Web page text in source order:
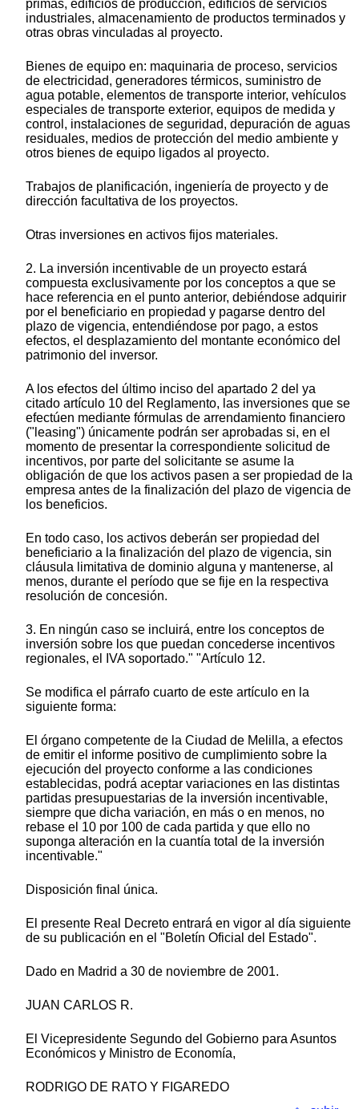
primas, edificios de producción, edificios de servicios
industriales, almacenamiento de productos terminados y
otras obras vinculadas al proyecto.
Bienes de equipo en: maquinaria de proceso, servicios
de electricidad, generadores térmicos, suministro de
agua potable, elementos de transporte interior, vehículos
especiales de transporte exterior, equipos de medida y
control, instalaciones de seguridad, depuración de aguas
residuales, medios de protección del medio ambiente y
otros bienes de equipo ligados al proyecto.
Trabajos de planificación, ingeniería de proyecto y de
dirección facultativa de los proyectos.
Otras inversiones en activos fijos materiales.
2. La inversión incentivable de un proyecto estará
compuesta exclusivamente por los conceptos a que se
hace referencia en el punto anterior, debiéndose adquirir
por el beneficiario en propiedad y pagarse dentro del
plazo de vigencia, entendiéndose por pago, a estos
efectos, el desplazamiento del montante económico del
patrimonio del inversor.
A los efectos del último inciso del apartado 2 del ya
citado artículo 10 del Reglamento, las inversiones que se
efectúen mediante fórmulas de arrendamiento financiero
("leasing") únicamente podrán ser aprobadas si, en el
momento de presentar la correspondiente solicitud de
incentivos, por parte del solicitante se asume la
obligación de que los activos pasen a ser propiedad de la
empresa antes de la finalización del plazo de vigencia de
los beneficios.
En todo caso, los activos deberán ser propiedad del
beneficiario a la finalización del plazo de vigencia, sin
cláusula limitativa de dominio alguna y mantenerse, al
menos, durante el período que se fije en la respectiva
resolución de concesión.
3. En ningún caso se incluirá, entre los conceptos de
inversión sobre los que puedan concederse incentivos
regionales, el IVA soportado." "Artículo 12.
Se modifica el párrafo cuarto de este artículo en la
siguiente forma:
El órgano competente de la Ciudad de Melilla, a efectos
de emitir el informe positivo de cumplimiento sobre la
ejecución del proyecto conforme a las condiciones
establecidas, podrá aceptar variaciones en las distintas
partidas presupuestarias de la inversión incentivable,
siempre que dicha variación, en más o en menos, no
rebase el 10 por 100 de cada partida y que ello no
suponga alteración en la cuantía total de la inversión
incentivable."
Disposición final única.
El presente Real Decreto entrará en vigor al día siguiente
de su publicación en el "Boletín Oficial del Estado".
Dado en Madrid a 30 de noviembre de 2001.
JUAN CARLOS R.
El Vicepresidente Segundo del Gobierno para Asuntos
Económicos y Ministro de Economía,
RODRIGO DE RATO Y FIGAREDO